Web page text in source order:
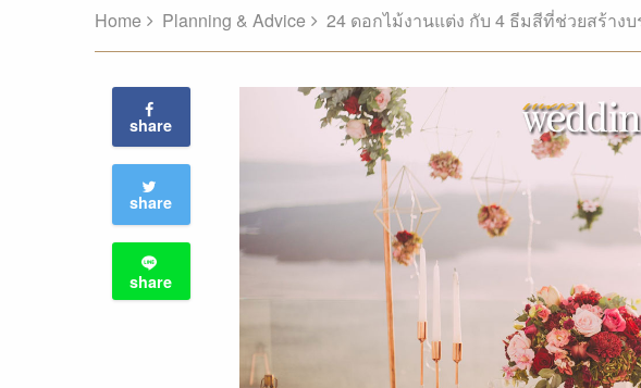
Home Planning & Advice 24 ดอกไม้งานแต่ง กับ 4 ธีมสีที่ช่วยสร้าง
share
share
share